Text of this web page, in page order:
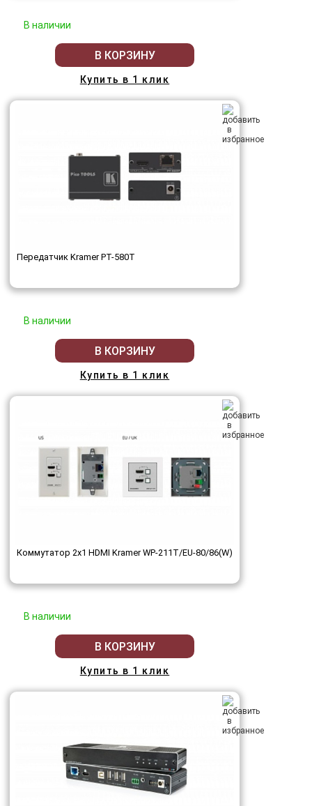
В наличии
В КОРЗИНУ
Купить в 1 клик
Передатчик Kramer PT-580T
В наличии
В КОРЗИНУ
Купить в 1 клик
Коммутатор 2х1 HDMI Kramer WP-211T/EU-80/86(W)
В наличии
В КОРЗИНУ
Купить в 1 клик